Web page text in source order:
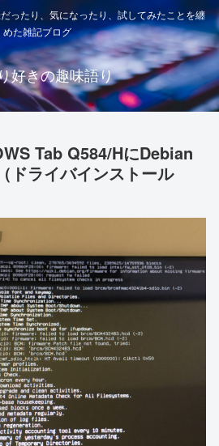
ったり、気になったり、試してみたことを纏
めた雑記ブログ
好きの趣味語り
Tab Q584/HにDebian
ドライバインストール